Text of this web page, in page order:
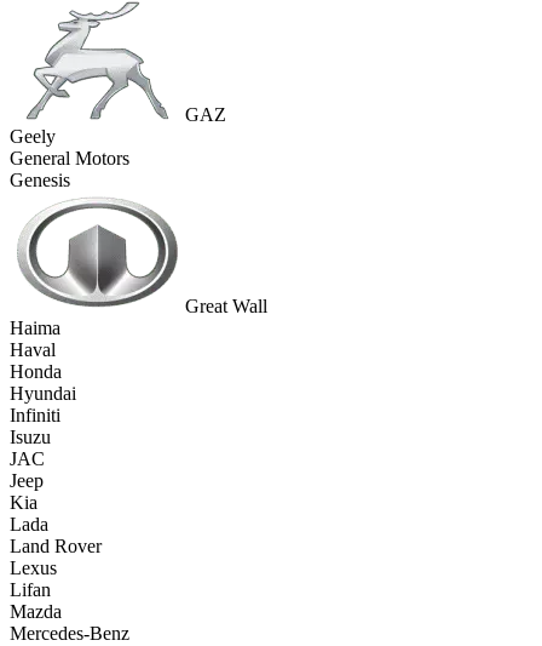
GAZ
Geely
General Motors
Genesis
Great Wall
Haima
Haval
Honda
Hyundai
Infiniti
Isuzu
JAC
Jeep
Kia
Lada
Land Rover
Lexus
Lifan
Mazda
Mercedes-Benz